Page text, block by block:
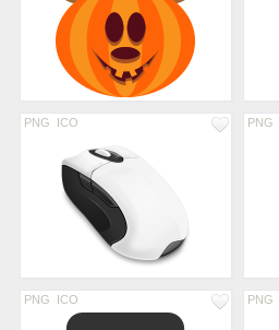
PNG ICO PNG
PNG ICO PNG